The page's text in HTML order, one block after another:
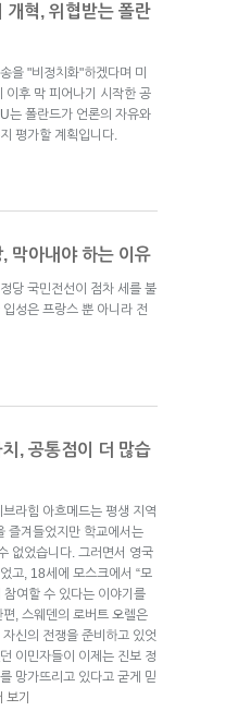
개혁, 위협받는 폴란
을 "비정치화"하겠다며 미
이후 막 피어나기 시작한 공
는 폴란드가 언론의 자유와
평가할 계획입니다.
막아내야 하는 이유
당 국민전선이 점차 세를 불
성은 프랑스 뿐 아니라 전
, 공통점이 더 많습
라힘 아흐메드는 평생 지역
즐겨들었지만 학교에서는
없었습니다. 그러면서 영국
고, 18세에 모스크에서 “모
참여할 수 있다는 이야기를
, 스웨덴의 로버트 오렐은
신의 전쟁을 준비하고 있엇
이민자들이 이제는 진보 정
망가뜨리고 있다고 굳게 믿
보기